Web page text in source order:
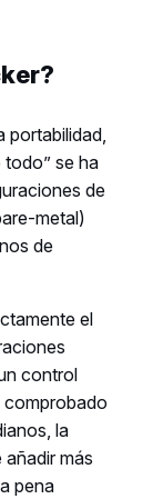
portabilidad,
todo” se ha
de
metal)
de
el
control
la
más
pena